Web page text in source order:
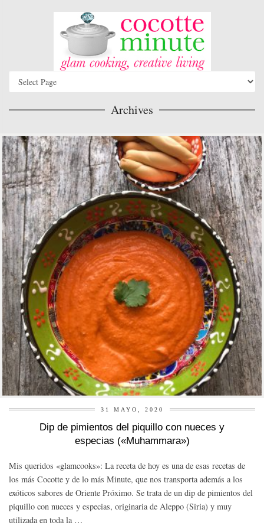
Archives
31 MAYO, 2020
Dip de pimientos del piquillo con nueces y
especias («Muhammara»)
Mis queridos «glamcooks»: La receta de hoy es una de esas recetas de
los más Cocotte y de lo más Minute, que nos transporta además a los
exóticos sabores de Oriente Próximo. Se trata de un dip de pimientos del
piquillo con nueces y especias, originaria de Aleppo (Siria) y muy
utilizada en toda la …